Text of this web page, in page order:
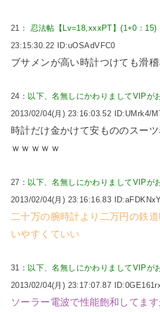
21： 忍法帖【Lv=18,xxxPT】(1+0：15)
23:15:30.22 ID:uOSAdVFC0
ブサメンが高い時計つけても滑
24： 以下、名無しにかわりましてVIPが
2013/02/04(月) 23:16:03.52 ID:UMrk4/
時計だけ金かけて安もののスー
ｗｗｗｗｗ
27： 以下、名無しにかわりましてVIPが
2013/02/04(月) 23:16:16.83
二十万の腕時計より二万円の鉄
いやすくていい
31： 以下、名無しにかわりましてVIPが
2013/02/04(月) 23:17:07.87
ソーラー電波で性能飽和してます